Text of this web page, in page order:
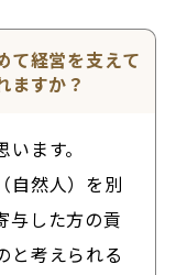
て経営を支えて
ますか？
ます。
自然人）を別
与した方の貢
と考えられる